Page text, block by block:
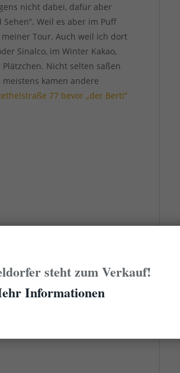
nicht dabei, dafür aber
Weil es aber im Puff
Tour. Auch weil ich dort
Sinalco, im Winter Kakao,
Nicht selten saßen
kamen andere
77 bevor „der Berti“
steht zum Verkauf!
Informationen